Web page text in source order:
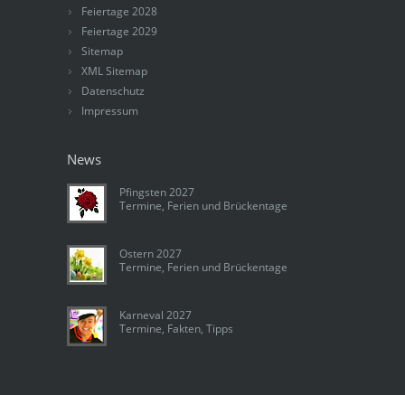
Feiertage 2028
Feiertage 2029
Sitemap
XML Sitemap
Datenschutz
Impressum
News
Pfingsten 2027
Termine, Ferien und Brückentage
Ostern 2027
Termine, Ferien und Brückentage
Karneval 2027
Termine, Fakten, Tipps